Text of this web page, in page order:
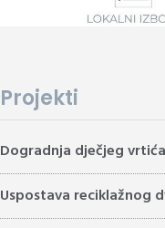
Projekti
Dogradnja dječjeg
Uspostava reciklažnog